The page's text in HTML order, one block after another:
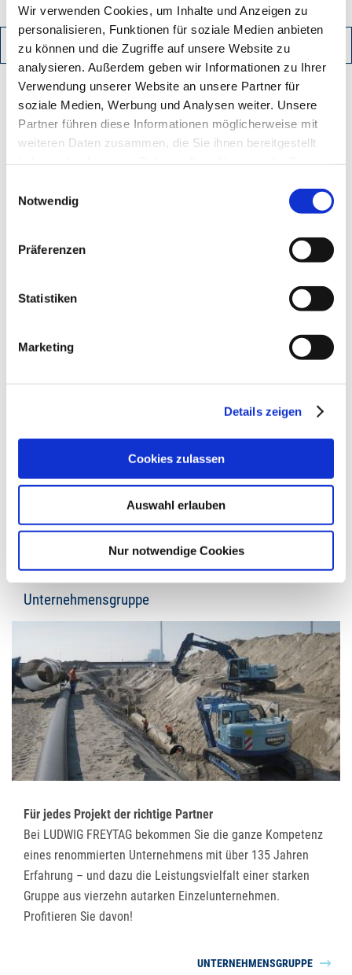
Wir verwenden Cookies, um Inhalte und Anzeigen zu
personalisieren, Funktionen für soziale Medien anbieten
zu können und die Zugriffe auf unsere Website zu
analysieren. Außerdem geben wir Informationen zu Ihrer
Verwendung unserer Website an unsere Partner für
soziale Medien, Werbung und Analysen weiter. Unsere
Partner führen diese Informationen möglicherweise mit
weiteren Daten zusammen, die Sie ihnen bereitgestellt
Ihre Einwilligung trifft auf die folgenden Domains zu:
ludwig-freytag.de, freytag-vdlinde.de, franz-wickel.de,
lfservice.de, lmr-drilling.de, mette-wasserbau.de, rmt-
Notwendig
Präferenzen
Statistiken
Marketing
Details zeigen
Cookies zulassen
Auswahl erlauben
Nur notwendige Cookies
ZURÜCK PDF HERUNTERLADEN
Kontakt
LUDWIG FREYTAG GmbH & Co. Kommanditgesellschaft
Ammerländer Heerstr. 368
Telefon+49 441 9704-0
Telefax +49 441 9704-100
info@ludwig-freytag.de
KONTAKT
Unternehmensgruppe
Für jedes Projekt der richtige Partner
Bei LUDWIG FREYTAG bekommen Sie die ganze Kompetenz
eines renommierten Unternehmens mit über 135 Jahren
Erfahrung – und dazu die Leistungsvielfalt einer starken
Gruppe aus vierzehn autarken Einzelunternehmen.
Profitieren Sie davon!
UNTERNEHMENSGRUPPE